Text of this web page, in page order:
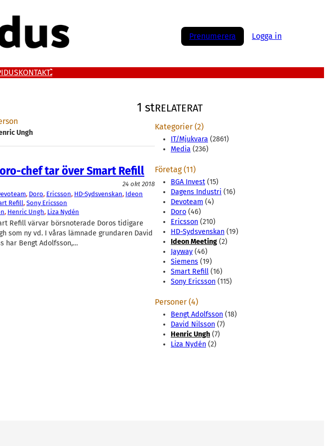
Prenumerera Logga in
KONTAKT
1 st
Ungh
chef tar över Smart Refill
24 okt 2018
, Doro, Ericsson, HD-Sydsvenskan, Ideon
Refill, Sony Ericsson
, Henric Ungh, Liza Nydén
Refill värvar börsnoterade Doros tidigare
som ny vd. I våras lämnade grundaren David
har Bengt Adolfsson,…
RELATERAT
Kategorier (2)
IT/Mjukvara (2861)
Media (236)
Företag (11)
BGA Invest (15)
Dagens Industri (16)
Devoteam (4)
Doro (46)
Ericsson (210)
HD-Sydsvenskan (19)
Ideon Meeting (2)
Jayway (46)
Siemens (19)
Smart Refill (16)
Sony Ericsson (115)
Personer (4)
Bengt Adolfsson (18)
David Nilsson (7)
Henric Ungh (7)
Liza Nydén (2)